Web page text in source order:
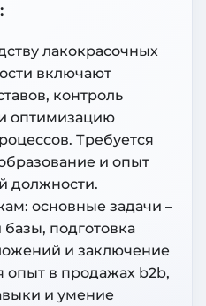
лакокрасочных
включают
контроль
оптимизацию
Требуется
и опыт
должности.
основные задачи –
подготовка
и заключение
опыт в продажах b2b,
и умение